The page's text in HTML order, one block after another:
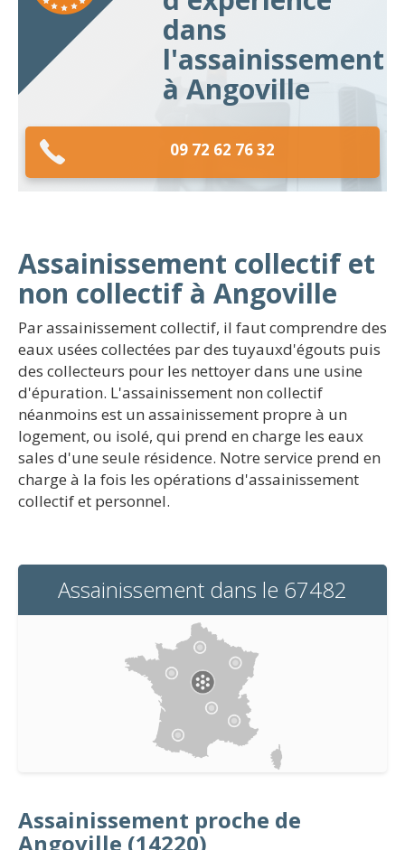
dans
l'assainissement
à Angoville
09 72 62 76 32
Assainissement collectif et
non collectif à Angoville
Par assainissement collectif, il faut comprendre des
eaux usées collectées par des tuyauxd'égouts puis
des collecteurs pour les nettoyer dans une usine
d'épuration. L'assainissement non collectif
néanmoins est un assainissement propre à un
logement, ou isolé, qui prend en charge les eaux
sales d'une seule résidence. Notre service prend en
charge à la fois les opérations d'assainissement
collectif et personnel.
Assainissement dans le 67482
Assainissement proche de
Angoville (14220)